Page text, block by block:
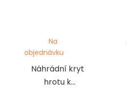
Náhrádní kryt
hrotu k
Na
objednávku